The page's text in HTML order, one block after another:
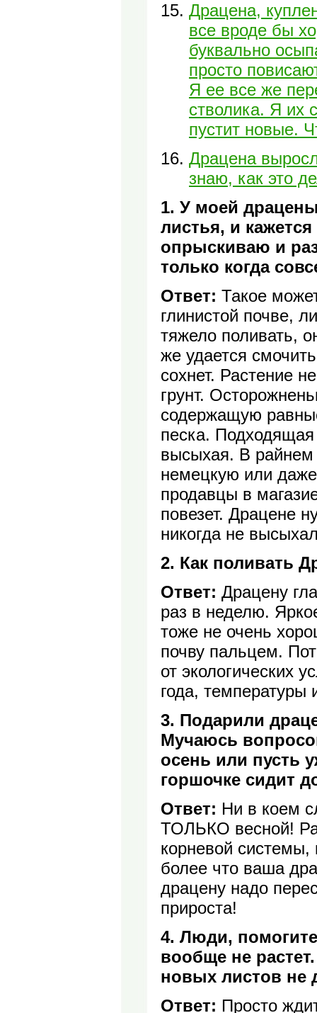
Драцена,
все вроде бы
буквально
просто
Я ее все же
стволика. Я их
пустит новые.
Драцена
знаю, как это
1. У моей
листья, и
опрыскиваю и
только когда
Ответ: Такое
глинистой почве,
тяжело поливать,
же удается
сохнет. Растение
грунт.
содержащую
песка. Подходящая
высыхая. В райнем
немецкую или
продавцы в
повезет. Драцене
никогда не
2. Как поливать
Ответ: Драцену
раз в неделю.
тоже не очень
почву пальцем.
от экологических
года,
3. Подарили
Мучаюсь
осень или пусть
горшочке сидит
Ответ: Ни в коем
ТОЛЬКО весной!
корневой системы,
более что ваша
драцену надо
прироста!
4. Люди,
вообще не
новых листов не
Ответ: Просто